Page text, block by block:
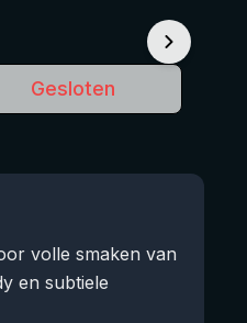
Gesloten
volle smaken van
en subtiele